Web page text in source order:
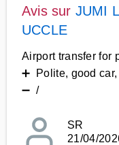
Avis sur JUMI
UCCLE
Airport transfer for
➕ Polite, good
➖ /
SR
21/04/